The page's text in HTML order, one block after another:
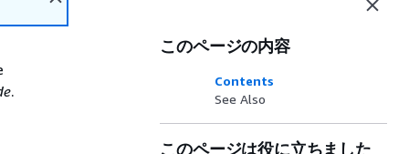
.
このページの内容
Contents
See Also
このページは役に立ちました